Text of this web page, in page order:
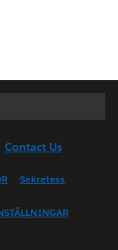
Contact Us
Sekretess